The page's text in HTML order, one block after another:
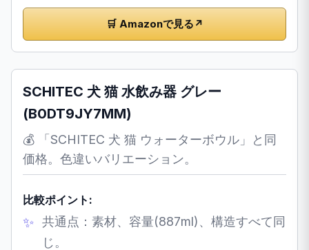
🛒 Amazonで見る ↗
SCHITEC 犬 猫 水飲み器 グレー
(B0DT9JY7MM)
💰 「SCHITEC 犬 猫 ウォーターボウル」と同
価格。色違いバリエーション。
比較ポイント:
共通点：素材、容量(887ml)、構造すべて同
じ。